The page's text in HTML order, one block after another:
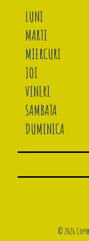
LUNI
MARTI
MIERCURI
JOI
VINERI
SAMBATA
DUMINICA
© 2026